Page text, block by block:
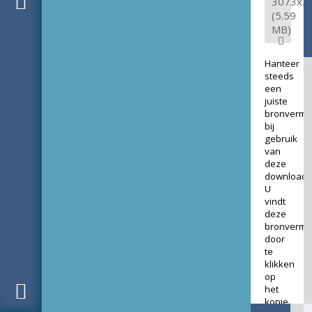
(5.59
MB)
Hanteer
steeds
een
juiste
bij
gebruik
van
deze
download.
U
vindt
deze
door
te
klikken
op
het
kopje